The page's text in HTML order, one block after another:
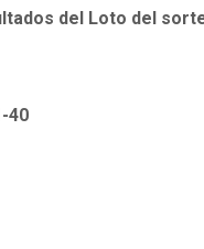
del Loto del
40